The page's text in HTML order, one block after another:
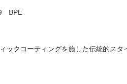
BPE
ックコーティングを施した伝統的ス